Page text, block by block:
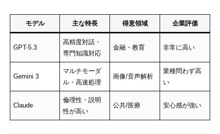
モデル 主な特長 得意領域 企業評価
GPT-5.3
高精度対話・
専門知識対応
金融・教育 非常に高い
Gemini 3
マルチモーダ
ル・高速処理
画像/音声解析
業種問わず高
い
Claude
倫理性・説明
性が高い
公共/医療 安心感が強い